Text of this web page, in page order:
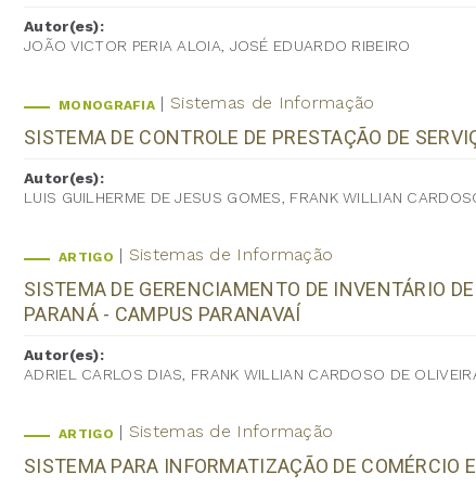
Autor(es):
JOÃO VICTOR PERIA ALOIA, JOSÉ EDUARDO RIBEIRO
MONOGRAFIA Sistemas de Informação
SISTEMA DE CONTROLE DE PRESTAÇÃO DE
Autor(es):
LUIS GUILHERME DE JESUS GOMES, FRANK WILLIAN
ARTIGO Sistemas de Informação
SISTEMA DE GERENCIAMENTO DE INVENTÁRIO
PARANÁ - CAMPUS PARANAVAÍ
Autor(es):
ADRIEL CARLOS DIAS, FRANK WILLIAN CARDOSO DE
ARTIGO Sistemas de Informação
SISTEMA PARA INFORMATIZAÇÃO DE COMÉRCIO